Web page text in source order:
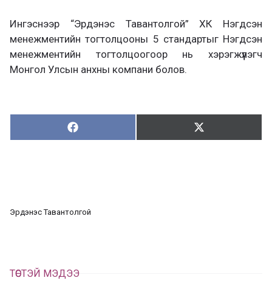
Ингэснээр “Эрдэнэс Тавантолгой” ХК Нэгдсэн
менежментийн тогтолцооны 5 стандартыг Нэгдсэн
менежментийн тогтолцоогоор нь хэрэгжүүлэгч
Монгол Улсын анхны компани болов.
Хуваалцах:
Х
у
х
Түгээх:
Т
Эрдэнэс Тавантолгой
ТӨСТЭЙ МЭДЭЭ